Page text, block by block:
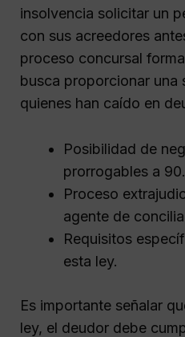
insolvencia solicitar un
con sus acreedores
proceso concursal
busca proporcionar una
quienes han caído en
Posibilidad de
prorrogables a 90.
Proceso
agente de
Requisitos
esta ley.
Es importante señalar
ley, el deudor debe